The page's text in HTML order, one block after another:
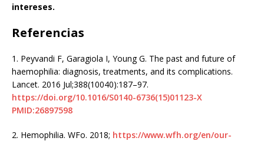
intereses.
Referencias
1. Peyvandi F, Garagiola I, Young G. The past and future of
haemophilia: diagnosis, treatments, and its complications.
Lancet. 2016 Jul;388(10040):187–97.
https://doi.org/10.1016/S0140-6736(15)01123-X
PMID:26897598
2. Hemophilia. WFo. 2018; https://www.wfh.org/en/our-